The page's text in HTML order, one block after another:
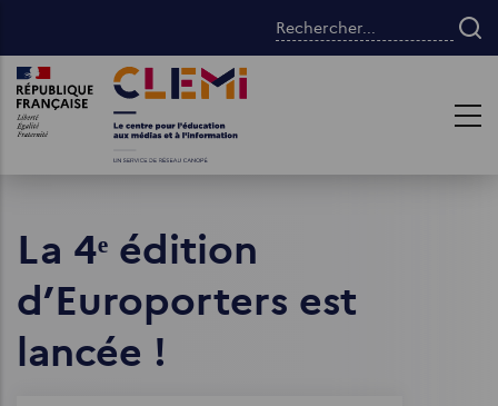
contenu
principal
Rechercher...
Images Images
La 4ᵉ édition
d’Europorters est
lancée !